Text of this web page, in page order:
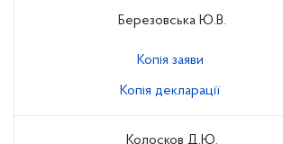
Березовська Ю.В.
Копія заяви
Копія декларації
Колосков Д.Ю.